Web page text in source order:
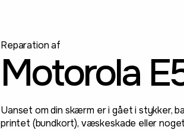
Reparation af
Motorola
Uanset om din skærm er i gået i stykker,
printet (bundkort), væskeskade eller